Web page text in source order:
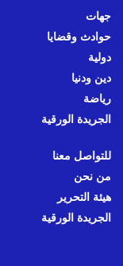
جهات
حوادث وقضايا
دولية
دين ودنيا
رياضة
الجريدة الورقية
للتواصل معنا
من نحن
هيئة التحرير
الجريدة الورقية